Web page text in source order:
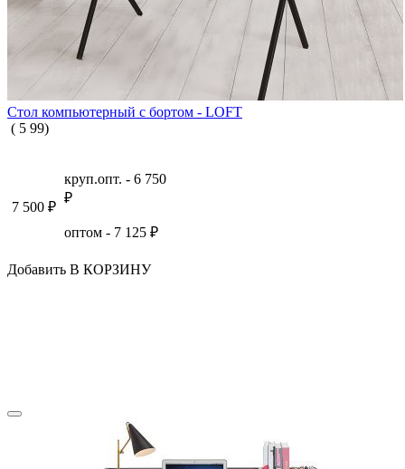
Стол компьютерный с бортом - LOFT
( 5 99)
7 500 ₽
круп.опт. - 6 750
₽
оптом - 7 125 ₽
Добавить В КОРЗИНУ